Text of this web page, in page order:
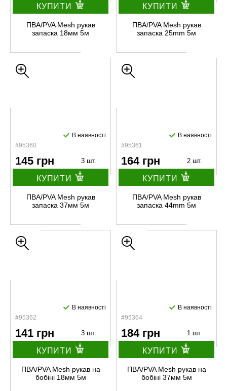
КУПИТИ
ПВА/PVA Mesh рукав
запаска 18мм 5м
КУПИТИ
ПВА/PVA Mesh рукав
запаска 25mm 5м
#95360
В наявності
145 грн 3 шт.
КУПИТИ
ПВА/PVA Mesh рукав
запаска 37мм 5м
#95361
В наявності
164 грн 2 шт.
КУПИТИ
ПВА/PVA Mesh рукав
запаска 44mm 5м
#95362
В наявності
141 грн 3 шт.
КУПИТИ
ПВА/PVA Mesh рукав на
бобіні 18мм 5м
#95364
В наявності
184 грн 1 шт.
КУПИТИ
ПВА/PVA Mesh рукав на
бобіні 37мм 5м